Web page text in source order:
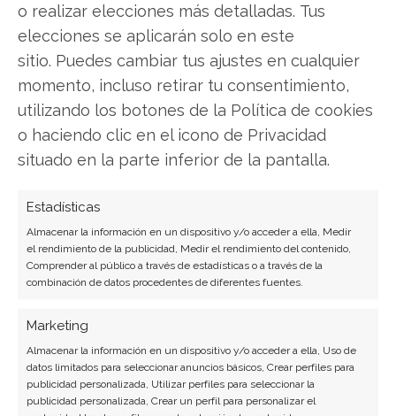
o realizar elecciones más detalladas. Tus
elecciones se aplicarán solo en este
sitio. Puedes cambiar tus ajustes en cualquier
momento, incluso retirar tu consentimiento,
utilizando los botones de la Política de cookies
o haciendo clic en el icono de Privacidad
situado en la parte inferior de la pantalla.
Estadísticas
Almacenar la información en un dispositivo y/o acceder a ella, Medir
el rendimiento de la publicidad, Medir el rendimiento del contenido,
Comprender al público a través de estadísticas o a través de la
combinación de datos procedentes de diferentes fuentes.
Marketing
Almacenar la información en un dispositivo y/o acceder a ella, Uso de
datos limitados para seleccionar anuncios básicos, Crear perfiles para
publicidad personalizada, Utilizar perfiles para seleccionar la
publicidad personalizada, Crear un perfil para personalizar el
Compartir este artículo
Twitter
Facebook
Copiar enlace
SOBRE EL AUTOR